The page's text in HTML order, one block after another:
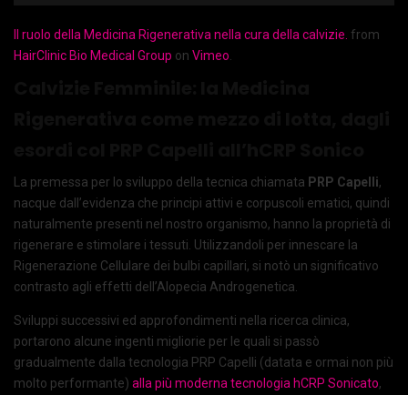
Il ruolo della Medicina Rigenerativa nella cura della calvizie. from
HairClinic Bio Medical Group on Vimeo
La premessa per lo sviluppo della tecnica chiamata PRP Capelli,
nacque dall’evidenza che principi attivi e corpuscoli ematici, quindi
naturalmente presenti nel nostro organismo, hanno la proprietà di
rigenerare e stimolare i tessuti. Utilizzandoli per innescare la
Rigenerazione Cellulare dei bulbi capillari, si notò un significativo
contrasto agli effetti dell’Alopecia Androgenetica.
Sviluppi successivi ed approfondimenti nella ricerca clinica,
portarono alcune ingenti migliorie per le quali si passò
gradualmente dalla tecnologia PRP Capelli (datata e ormai non più
molto performante) alla più moderna tecnologia hCRP Sonicato,